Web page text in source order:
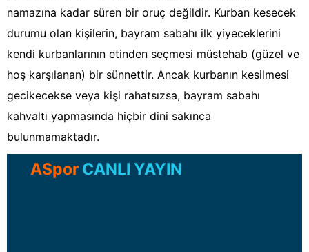
namazına kadar süren bir oruç değildir. Kurban kesecek
durumu olan kişilerin, bayram sabahı ilk yiyeceklerini
kendi kurbanlarının etinden seçmesi müstehab (güzel ve
hoş karşılanan) bir sünnettir. Ancak kurbanın kesilmesi
gecikecekse veya kişi rahatsızsa, bayram sabahı
kahvaltı yapmasında hiçbir dini sakınca
bulunmamaktadır.
ASpor CANLI YAYIN